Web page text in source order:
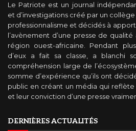
Le Patriote est un journal
et d’investigations créé par un
professionnalisme et décidés à
l’avènement d’une presse de
région ouest-africaine. Pendant
d’eux a fait sa classe, a blanchi
compréhension large de
somme d’expérience qu’ils ont
public en créant un média qui
et leur conviction d’une presse
DERNIÈRES ACTUALITÉS